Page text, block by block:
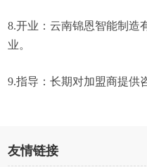
8.开业：云南锦恩智能制造
业。
9.指导：长期对加盟商提供
友情链接